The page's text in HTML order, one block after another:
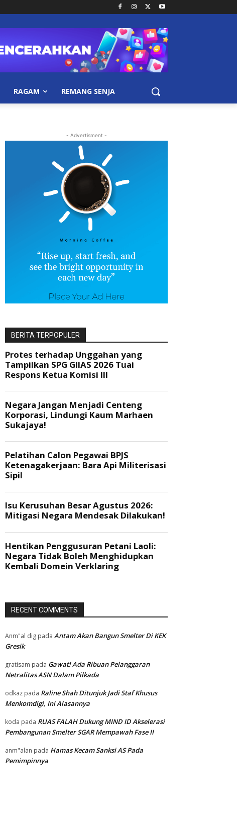
RAGAM REMANG SENJA
- Advertisment -
BERITA TERPOPULER
RECENT COMMENTS
Anm"al dig pada Antam Akan Bangun Smelter Di KEK
Gresik
gratisam pada Gawat! Ada Ribuan Pelanggaran
Netralitas ASN Dalam Pilkada
odkaz pada Raline Shah Ditunjuk Jadi Staf Khusus
Menkomdigi, Ini Alasannya
koda pada RUAS FALAH Dukung MIND ID Akselerasi
Pembangunan Smelter SGAR Mempawah Fase II
anm"alan pada Hamas Kecam Sanksi AS Pada
Pemimpinnya